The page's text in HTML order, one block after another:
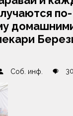
по-
Соб. инф.